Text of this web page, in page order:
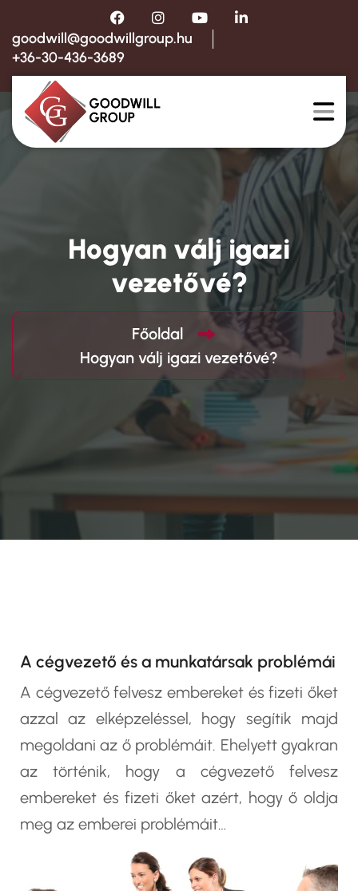
goodwill@goodwillgroup.hu
+36-30-436-3689
Hogyan válj igazi
vezetővé?
Főoldal
Hogyan válj igazi vezetővé?
A cégvezető és a munkatársak problémái
A cégvezető felvesz embereket és fizeti őket
azzal az elképzeléssel, hogy segítik majd
megoldani az ő problémáit. Ehelyett gyakran
az történik, hogy a cégvezető felvesz
embereket és fizeti őket azért, hogy ő oldja
meg az emberei problémáit…